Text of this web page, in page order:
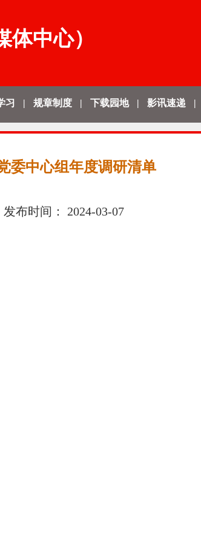
中心）
习 | 规章制度 | 下载园地 | 影讯速递 |
委中心组年度调研清单
发布时间： 2024-03-07